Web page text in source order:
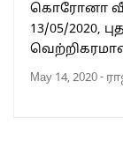
கொரோனா
13/05/2020,
May 14, 2020-